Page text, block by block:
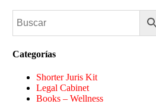
Categorías
Shorter Juris Kit
Legal Cabinet
Books – Wellness